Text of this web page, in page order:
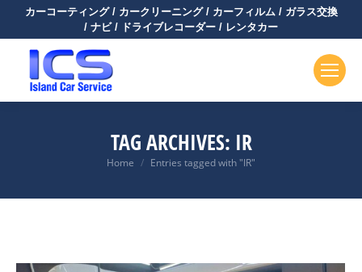
カーコーティング / カークリーニング / カーフィルム / ガラス交換
/ ナビ / ドライブレコーダー / レンタカー
TAG ARCHIVES: IR
You are here:
Home Entries tagged with "IR"